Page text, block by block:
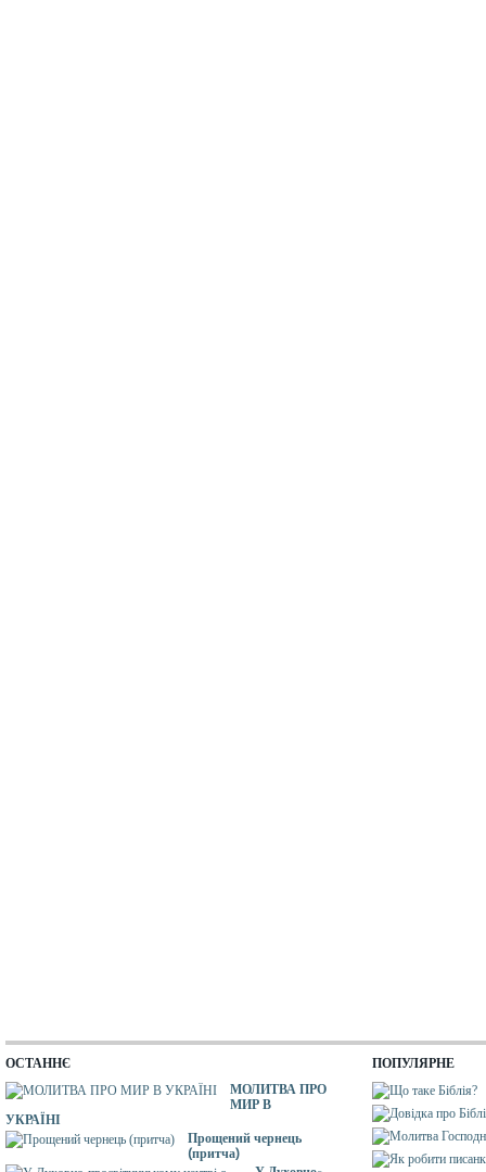
ОСТАННЄ
МОЛИТВА ПРО
МИР В
УКРАЇНІ
Прощений чернець
(притча)
ПОПУЛЯРНЕ